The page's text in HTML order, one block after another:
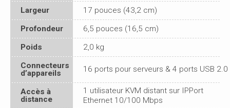
Largeur
17 pouces (43,2 cm)
Profondeur
6,5 pouces (16,5 cm)
Poids
2,0 kg
Connecteurs
d’appareils
16 ports pour serveurs & 4 ports USB 2.0
Accès à
distance
1 utilisateur KVM distant sur IPPort
Ethernet 10/100 Mbps